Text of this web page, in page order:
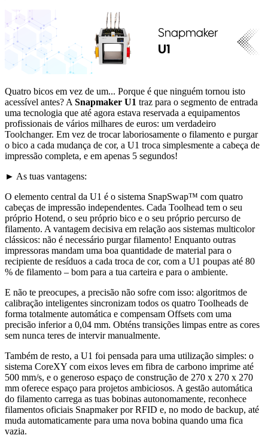
Quatro bicos em vez de um... Porque é que ninguém tornou isto
acessível antes? A Snapmaker U1 traz para o segmento de entrada
uma tecnologia que até agora estava reservada a equipamentos
profissionais de vários milhares de euros: um verdadeiro
Toolchanger. Em vez de trocar laboriosamente o filamento e purgar
o bico a cada mudança de cor, a U1 troca simplesmente a cabeça de
impressão completa, e em apenas 5 segundos!
► As tuas vantagens:
O elemento central da U1 é o sistema SnapSwap™ com quatro
cabeças de impressão independentes. Cada Toolhead tem o seu
próprio Hotend, o seu próprio bico e o seu próprio percurso de
filamento. A vantagem decisiva em relação aos sistemas multicolor
clássicos: não é necessário purgar filamento! Enquanto outras
impressoras mandam uma boa quantidade de material para o
recipiente de resíduos a cada troca de cor, com a U1 poupas até 80
% de filamento – bom para a tua carteira e para o ambiente.
E não te preocupes, a precisão não sofre com isso: algoritmos de
calibração inteligentes sincronizam todos os quatro Toolheads de
forma totalmente automática e compensam Offsets com uma
precisão inferior a 0,04 mm. Obténs transições limpas entre as cores
sem nunca teres de intervir manualmente.
Também de resto, a U1 foi pensada para uma utilização simples: o
sistema CoreXY com eixos leves em fibra de carbono imprime até
500 mm/s, e o generoso espaço de construção de 270 x 270 x 270
mm oferece espaço para projetos ambiciosos. A gestão automática
do filamento carrega as tuas bobinas autonomamente, reconhece
filamentos oficiais Snapmaker por RFID e, no modo de backup, até
muda automaticamente para uma nova bobina quando uma fica
vazia.